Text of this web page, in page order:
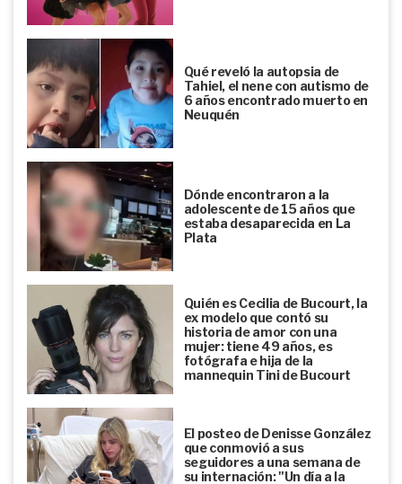
Qué reveló la autopsia de
Tahiel, el nene con autismo de
6 años encontrado muerto en
Neuquén
Dónde encontraron a la
adolescente de 15 años que
estaba desaparecida en La
Plata
Quién es Cecilia de Bucourt, la
ex modelo que contó su
historia de amor con una
mujer: tiene 49 años, es
fotógrafa e hija de la
mannequin Tini de Bucourt
El posteo de Denisse González
que conmovió a sus
seguidores a una semana de
su internación: "Un día a la